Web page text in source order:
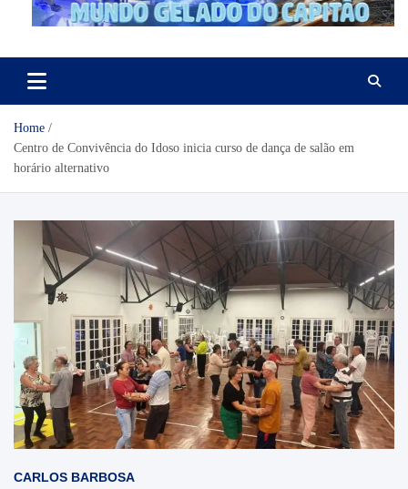
Home
Centro de Convivência do Idoso inicia curso de dança de salão em
horário alternativo
CARLOS BARBOSA